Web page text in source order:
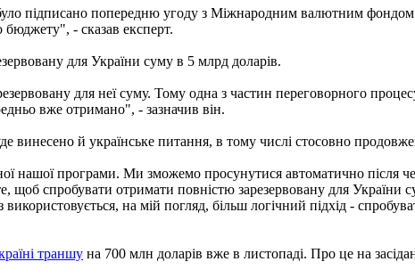
підписано попередню угоду з Міжнародним валютним
- сказав експерт.
для України суму в 5 млрд доларів.
для неї суму. Тому одна з частин переговорного
вже отримано", - зазначив він.
винесено й українське питання, в тому числі стосовно
нашої програми. Ми зможемо просунутися автоматично після
щоб спробувати отримати повністю зарезервовану для України
на мій погляд, більш логічний підхід -
траншу на 700 млн доларів вже в листопаді. Про це на